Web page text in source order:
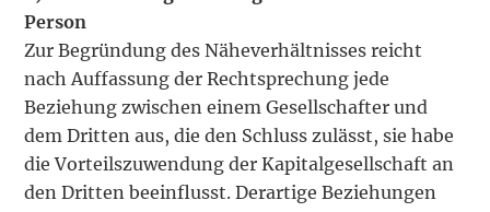
Person
Zur Begründung des Näheverhältnisses reicht
nach Auffassung der Rechtsprechung jede
Beziehung zwischen einem Gesellschafter und
dem Dritten aus, die den Schluss zulässt, sie habe
die Vorteilszuwendung der Kapitalgesellschaft an
den Dritten beeinflusst. Derartige Beziehungen